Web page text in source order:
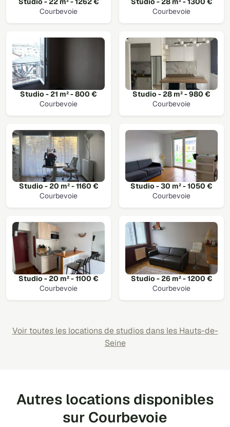
Courbevoie
Courbevoie
Studio - 21 m² - 800 €
Courbevoie
Studio - 28 m² - 980 €
Courbevoie
Studio - 20 m² - 1160 €
Courbevoie
Studio - 30 m² - 1050 €
Courbevoie
Studio - 20 m² - 1100 €
Courbevoie
Studio - 26 m² - 1200 €
Courbevoie
Voir toutes les locations de studios dans les Hauts-de-
Seine
Autres locations disponibles
sur Courbevoie